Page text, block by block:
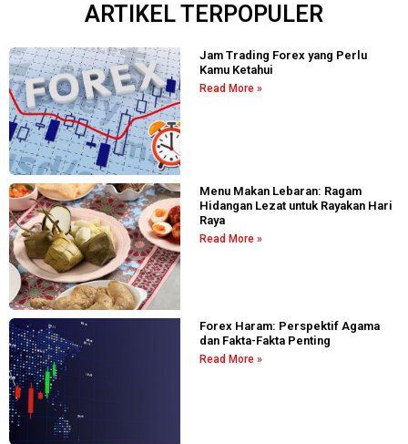
ARTIKEL TERPOPULER
Jam Trading Forex yang Perlu
Kamu Ketahui
Read More »
Menu Makan Lebaran: Ragam
Hidangan Lezat untuk Rayakan Hari
Raya
Read More »
Forex Haram: Perspektif Agama
dan Fakta-Fakta Penting
Read More »